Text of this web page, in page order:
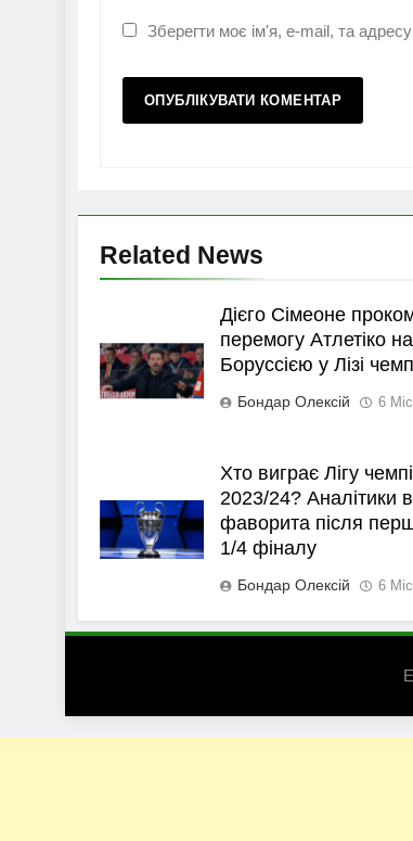
Зберегти моє ім'я, e-mail, та
Related News
Дієго Сімеоне
перемогу Атлетіко
Боруссією у Лізі
Бондар Олексій 6
Хто виграє Лігу
2023/24? Аналітики
фаворита після
1/4 фіналу
Бондар Олексій 6